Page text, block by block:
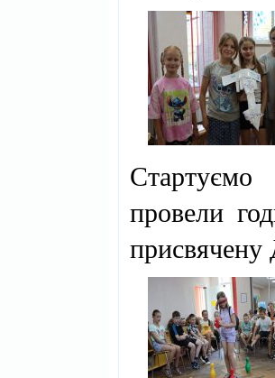
провели